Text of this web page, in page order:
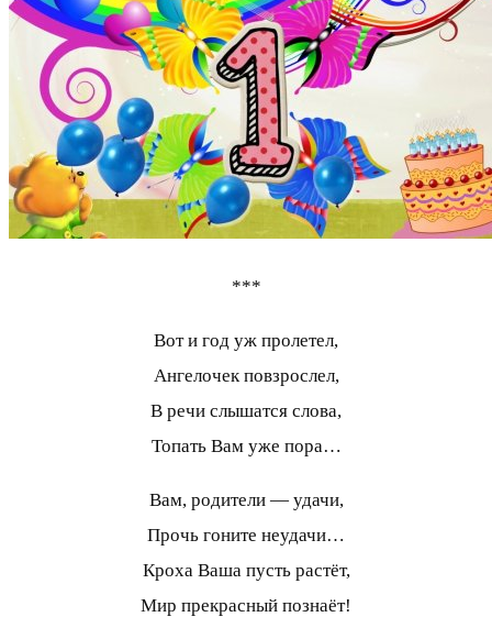
***
Вот и год уж пролетел,
Ангелочек повзрослел,
В речи слышатся слова,
Топать Вам уже пора…
Вам, родители — удачи,
Прочь гоните неудачи…
Кроха Ваша пусть растёт,
Мир прекрасный познаёт!